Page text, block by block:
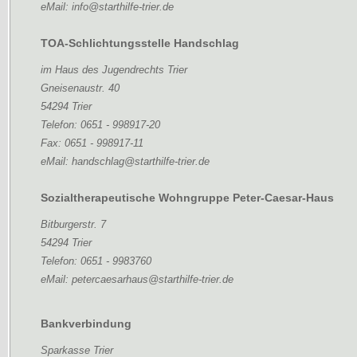
eMail: info@starthilfe-trier.de
TOA-Schlichtungsstelle Handschlag
im Haus des Jugendrechts Trier
Gneisenaustr. 40
54294 Trier
Telefon: 0651 - 998917-20
Fax: 0651 - 998917-11
eMail: handschlag@starthilfe-trier.de
Sozialtherapeutische Wohngruppe Peter-Caesar-Haus
Bitburgerstr. 7
54294 Trier
Telefon: 0651 - 9983760
eMail: petercaesarhaus@starthilfe-trier.de
Bankverbindung
Sparkasse Trier